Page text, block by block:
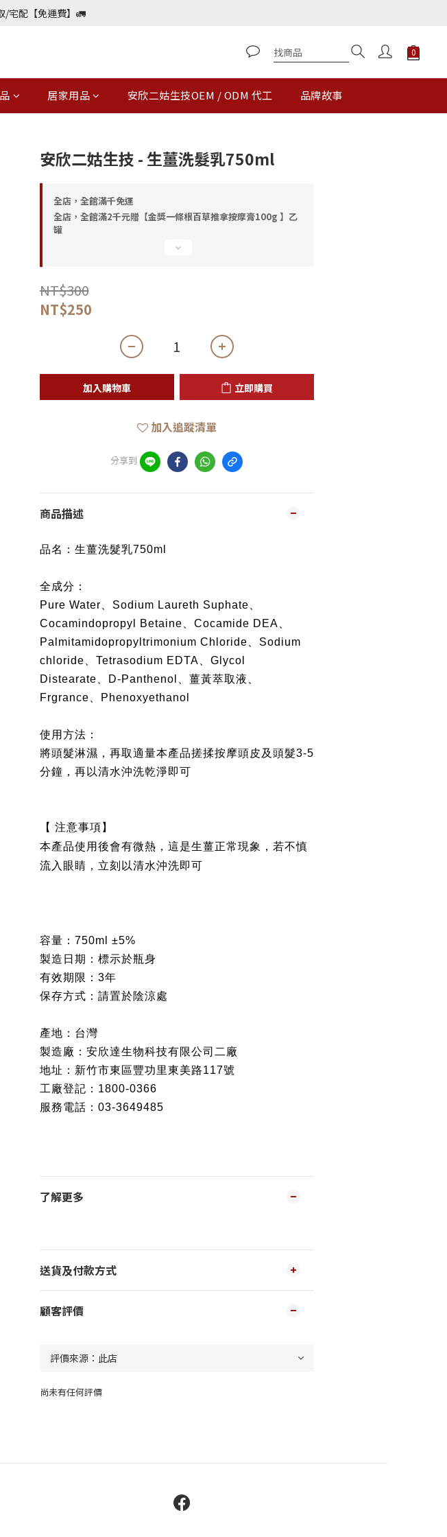
通知不定期會員專屬好康
/宅配【免運費】🚛
通知不定期會員專屬好康
居家用品 安欣二姑生技OEM / ODM 代工 品牌故事
安欣二姑生技 - 生薑洗髮乳750ml
全店，全館滿千免運
全店，全館滿2千元贈【金獎一條根百草推拿按摩膏100g 】乙
罐
NT$300
NT$250
加入購物車 立即購買
加入追蹤清單
分享到
商品描述
品名：生薑洗髮乳750ml
全成分：
Pure Water、Sodium Laureth Suphate、
Cocamindopropyl Betaine、Cocamide DEA、
Palmitamidopropyltrimonium Chloride、Sodium
chloride、Tetrasodium EDTA、Glycol
Distearate、D-Panthenol、薑黃萃取液、
Frgrance、Phenoxyethanol
使用方法：
將頭髮淋濕，再取適量本產品搓揉按摩頭皮及頭髮3-5
分鐘，再以清水沖洗乾淨即可
【 注意事項】
本產品使用後會有微熱，這是生薑正常現象，若不慎
流入眼睛，立刻以清水沖洗即可
容量： 750ml ±5%
製造日期：標示於瓶身
有效期限：3年
保存方式：請置於陰涼處
產地：台灣
製造廠：安欣達生物科技有限公司二廠
地址：新竹市東區豐功里東美路117號
工廠登記：1800-0366
服務電話：03-3649485
了解更多
送貨及付款方式
顧客評價
尚未有任何評價
立即購買